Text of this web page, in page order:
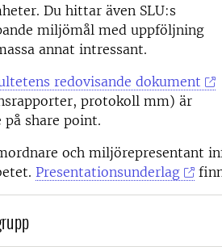
Du hittar även SLU:s
miljömål med uppföljning
annat intressant.
redovisande dokument
protokoll mm) är
på share point.
och miljörepresentant
Presentationsunderlag